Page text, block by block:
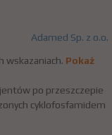
Adamed Sp. z o.o.
wskazaniach. Pokaż
po przeszczepie
cyklofosfamidem